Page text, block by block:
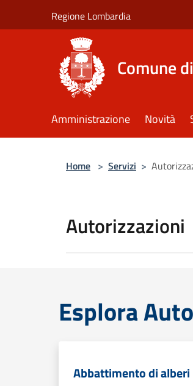
Regione Lombardia
Comune
Amministrazione Novità
Home > Servizi >
Autorizzazioni
Esplora
Abbattimento di alberi